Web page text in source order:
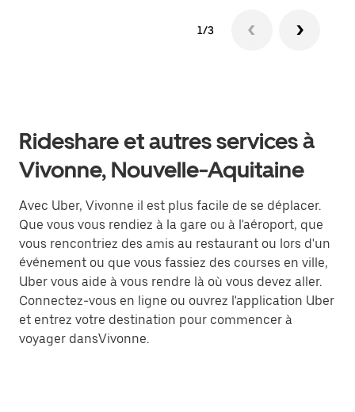
1/3
Rideshare et autres services à
Vivonne, Nouvelle-Aquitaine
Avec Uber, Vivonne il est plus facile de se déplacer.
Que vous vous rendiez à la gare ou à l'aéroport, que
vous rencontriez des amis au restaurant ou lors d'un
événement ou que vous fassiez des courses en ville,
Uber vous aide à vous rendre là où vous devez aller.
Connectez-vous en ligne ou ouvrez l'application Uber
et entrez votre destination pour commencer à
voyager dansVivonne.